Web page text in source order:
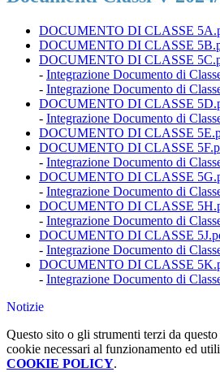
DOCUMENTO DI CLASSE
DOCUMENTO DI CLASSE
DOCUMENTO DI CLASSE
- Integrazione Documento di
- Integrazione Documento di
DOCUMENTO DI CLASSE
- Integrazione Documento di
DOCUMENTO DI CLASSE
DOCUMENTO DI CLASSE
- Integrazione Documento di
DOCUMENTO DI CLASSE
- Integrazione Documento di
DOCUMENTO DI CLASSE
- Integrazione Documento di
DOCUMENTO DI CLASSE
- Integrazione Documento di
DOCUMENTO DI CLASSE
- Integrazione Documento di
Notizie
Questo sito o gli strumenti terzi da
cookie necessari al funzionamento ed
COOKIE POLICY.